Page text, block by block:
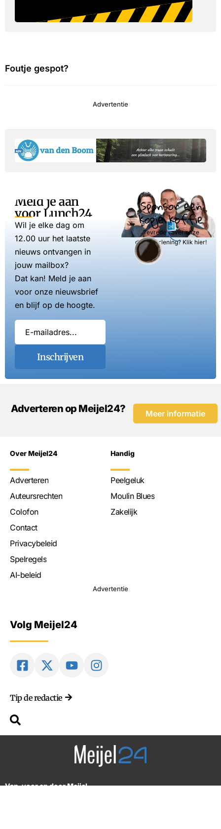
Foutje gespot?
Advertentie
Meld je aan
voor Lunch24
Wil je elke dag om
12.00 uur het laatste
nieuws ontvangen in
jouw mailbox?
Dat kan! Meld je aan
voor onze nieuwsbrief
en blijf op de hoogte.
Inschrijven
Sponsor een
kopje koffie
Tevreden over onze
dienstverlening? Klik hier!
Adverteren op Meijel24? Meer informatie
Over Meijel24
Adverteren
Auteursrechten
Colofon
Contact
Privacybeleid
Spelregels
AI-beleid
Handig
Peelgeluk
Moulin Blues
Zakelijk
Advertentie
Volg Meijel24
Tip de redactie
Van, voor en door Meijel